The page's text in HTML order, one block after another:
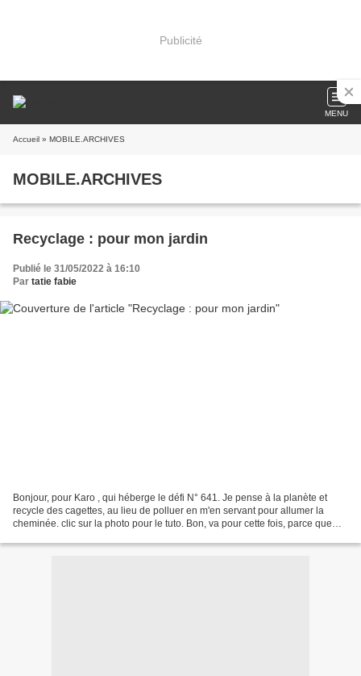
Publicité
MENU
Accueil » MOBILE.ARCHIVES
MOBILE.ARCHIVES
Recyclage : pour mon jardin
Publié le 31/05/2022 à 16:10
Par tatie fabie
Bonjour, pour Karo , qui héberge le défi N° 641. Je pense à la planète et
recycle des cagettes, au lieu de polluer en m'en servant pour allumer la
cheminée. clic sur la photo pour le tuto. Bon, va pour cette fois, parce que